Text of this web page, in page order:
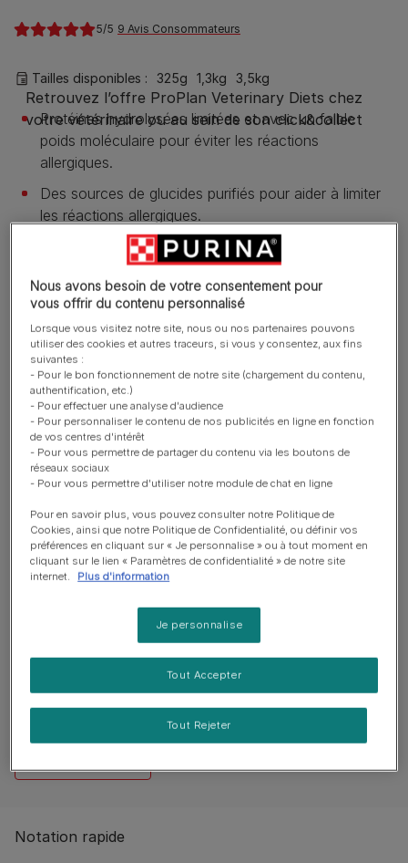
5 9 Avis Consommateurs
Tailles disponibles​ : 325g 1,3kg 3,5kg
Protéines hydrolysées limitées et avec un faible
poids moléculaire pour éviter les réactions
allergiques.
Des sources de glucides purifiés pour aider à limiter
les réactions allergiques.
​Une grande saveur grâce à des ingrédients de haute
Contribue à la réduction des inflammations associées
aux réactions allergiques grâce à l'apport d'acides
gras oméga-3.
En savoir plus
Présentation du produit
Guide d’alimentation
Notation rapide
Nous avons besoin de votre consentement pour
vous offrir du contenu personnalisé
Lorsque vous visitez notre site, nous ou nos partenaires pouvons
utiliser des cookies et autres traceurs, si vous y consentez, aux fins
suivantes :
- Pour le bon fonctionnement de notre site (chargement du contenu,
authentification, etc.)
- Pour effectuer une analyse d'audience
- Pour personnaliser le contenu de nos publicités en ligne en fonction
de vos centres d'intérêt
- Pour vous permettre de partager du contenu via les boutons de
réseaux sociaux
- Pour vous permettre d'utiliser notre module de chat en ligne
Pour en savoir plus, vous pouvez consulter notre Politique de
Cookies, ainsi que notre Politique de Confidentialité, ou définir vos
préférences en cliquant sur « Je personnalise » ou à tout moment en
cliquant sur le lien « Paramètres de confidentialité » de notre site
internet.
Plus d'information
Je personnalise
Tout Rejeter
Tout Accepter